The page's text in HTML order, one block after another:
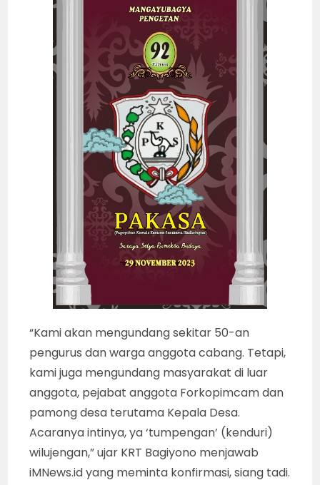
“Kami akan mengundang sekitar 50-an
pengurus dan warga anggota cabang. Tetapi,
kami juga mengundang masyarakat di luar
anggota, pejabat anggota Forkopimcam dan
pamong desa terutama Kepala Desa.
Acaranya intinya, ya ‘tumpengan’ (kenduri)
wilujengan,” ujar KRT Bagiyono menjawab
iMNews.id yang meminta konfirmasi, siang tadi.